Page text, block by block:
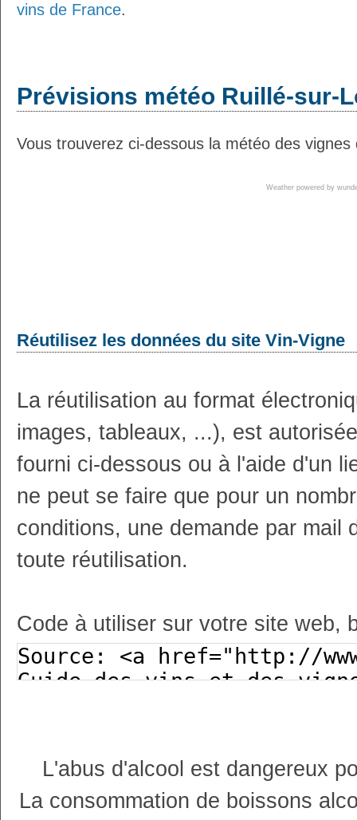
vins de France.
Prévisions météo Ruillé-sur-
Vous trouverez ci-dessous la météo des
Weather powered by
Réutilisez les données du site Vin-Vigne
La réutilisation au format
images, tableaux, ...), est
fourni ci-dessous ou à l'aide d'un
ne peut se faire que pour un
conditions, une demande par mail
toute réutilisation.
Code à utiliser sur votre site web,
L'abus d'alcool est dangereux
La consommation de boissons